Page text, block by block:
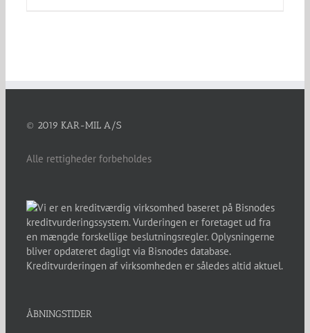
© 2019 KAR-MIL A/S
Alle rettigheder forbeholdes
ÅBNINGSTIDER